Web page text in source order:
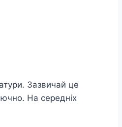
Зазвичай це
На середніх